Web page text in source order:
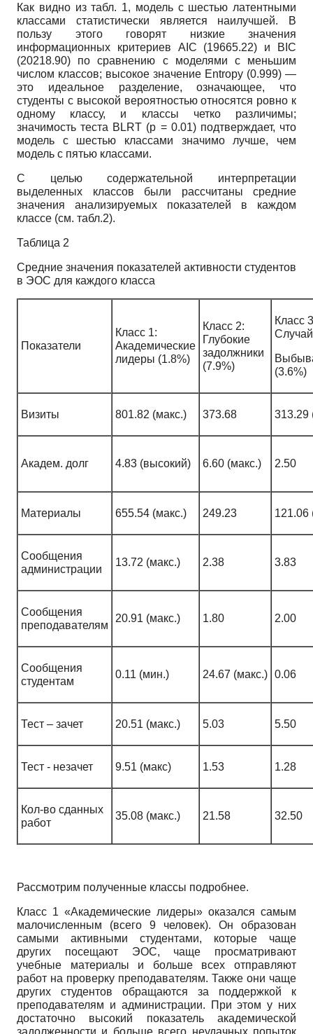
Как видно из табл. 1, модель с шестью латентными
классами статистически является наилучшей. В
пользу этого говорят низкие значения
информационных критериев AIC (19665.22) и BIC
(20218.90) по сравнению с моделями с меньшим
числом классов; высокое значение Entropy (0.999) —
это идеальное разделение, означающее, что
студенты с высокой вероятностью относятся ровно к
одному классу, и классы четко различимы;
значимость теста BLRT (p = 0.01) подтверждает, что
модель с шестью классами значимо лучше, чем
модель с пятью классами.
С целью содержательной интерпретации
выделенных классов были рассчитаны средние
значения анализируемых показателей в каждом
классе (см. табл.2).
Таблица 2
Средние значения показателей активности студентов
в ЭОС для каждого класса
Показатели
Класс 1:
Академические
лидеры (1.8%)
Класс 2:
Глубокие
задолжники
(7.9%)
Класс
(3.6%)
Визиты 801.82 (макс.) 373.68 313.29
Академ. долг 4.83 (высокий) 6.60 (макс.) 2.50
Материалы 655.54 (макс.) 249.23 121.06
Сообщения
администрации
13.72 (макс.) 2.38 3.83
Сообщения
преподавателям
20.91 (макс.) 1.80 2.00
Сообщения
студентам
0.11 (мин.) 24.67 (макс.) 0.06
Тест – зачет 20.51 (макс.) 5.03 5.50
Тест - незачет 9.51 (макс) 1.53 1.28
Кол-во сданных
работ
35.08 (макс.) 21.58 32.50
Рассмотрим полученные классы подробнее.
Класс 1 «Академические лидеры» оказался самым
малочисленным (всего 9 человек). Он образован
самыми активными студентами, которые чаще
других посещают ЭОС, чаще просматривают
учебные материалы и больше всех отправляют
работ на проверку преподавателям. Также они чаще
других студентов обращаются за поддержкой к
преподавателям и администрации. При этом у них
достаточно высокий показатель академической
задолженности и больше всего неудачных попыток